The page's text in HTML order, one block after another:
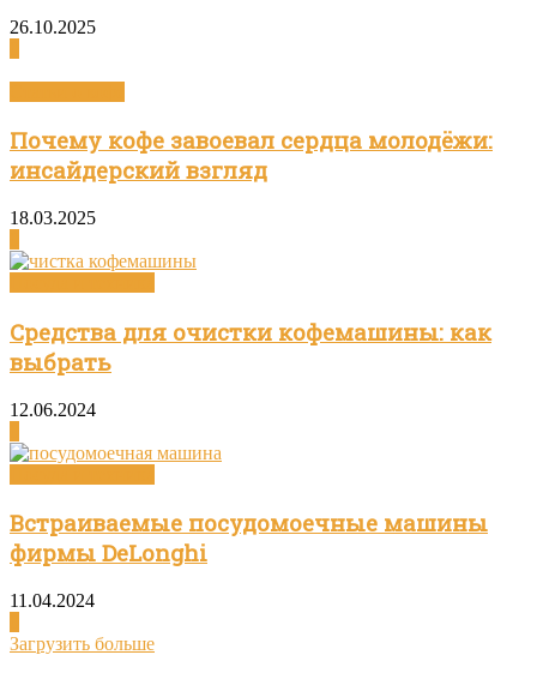
26.10.2025
Почему кофе завоевал сердца молодёжи:
инсайдерский взгляд
18.03.2025
Средства для очистки кофемашины: как
выбрать
12.06.2024
Встраиваемые посудомоечные машины
фирмы DeLonghi
11.04.2024
Загрузить больше